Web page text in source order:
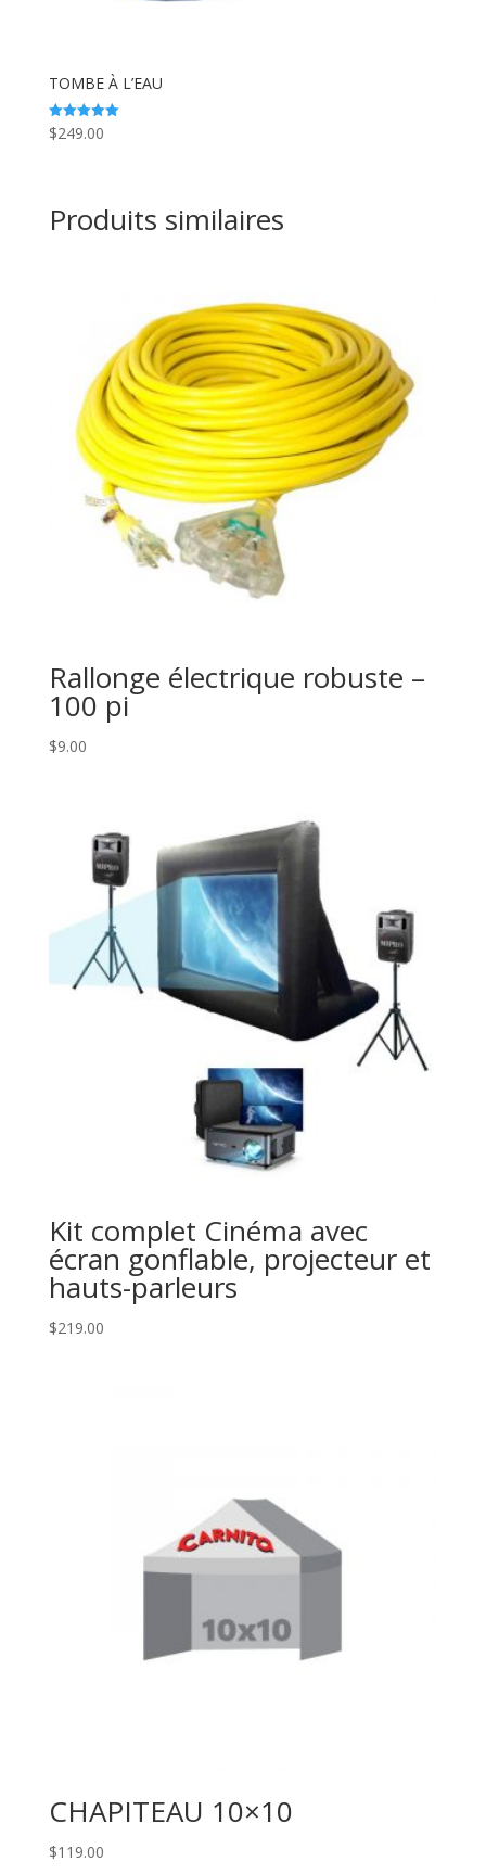
TOMBE À L’EAU
Note
5.00
$249.00
Produits similaires
Rallonge électrique robuste –
100 pi
$9.00
Kit complet Cinéma avec
écran gonflable, projecteur et
hauts-parleurs
$219.00
CHAPITEAU 10×10
$119.00